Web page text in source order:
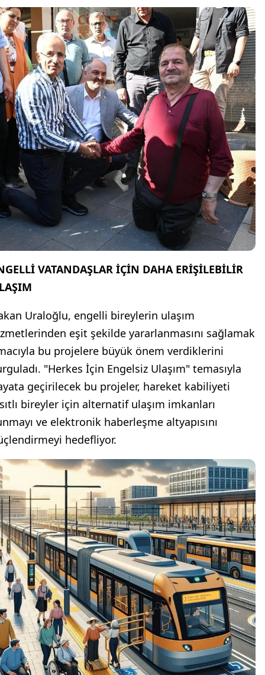
VATANDAŞLAR İÇİN DAHA ERİŞİLEBİLİR
Uraloğlu, engelli bireylerin ulaşım
eşit şekilde yararlanmasını sağlamak
bu projelere büyük önem verdiklerini
"Herkes İçin Engelsiz Ulaşım" temasıyla
geçirilecek bu projeler, hareket kabiliyeti
bireyler için alternatif ulaşım imkanları
ve elektronik haberleşme altyapısını
hedefliyor.